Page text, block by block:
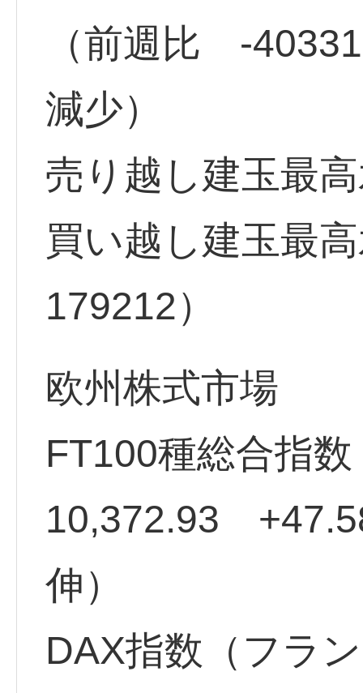
（前週比 -
減少）
売り越し建玉最
買い越し建玉最
179212）
欧州株式市場
FT100種総合指
10,372.93
伸）
DAX指数（フラ